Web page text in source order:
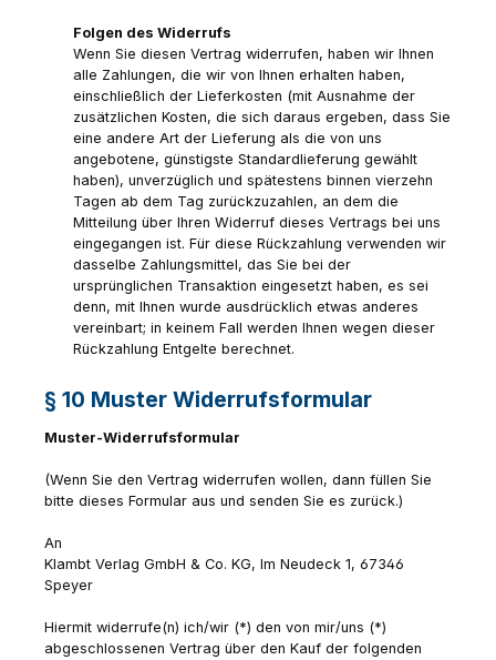
Folgen des Widerrufs
Wenn Sie diesen Vertrag widerrufen, haben wir Ihnen
alle Zahlungen, die wir von Ihnen erhalten haben,
einschließlich der Lieferkosten (mit Ausnahme der
zusätzlichen Kosten, die sich daraus ergeben, dass Sie
eine andere Art der Lieferung als die von uns
angebotene, günstigste Standardlieferung gewählt
haben), unverzüglich und spätestens binnen vierzehn
Tagen ab dem Tag zurückzuzahlen, an dem die
Mitteilung über Ihren Widerruf dieses Vertrags bei uns
eingegangen ist. Für diese Rückzahlung verwenden wir
dasselbe Zahlungsmittel, das Sie bei der
ursprünglichen Transaktion eingesetzt haben, es sei
denn, mit Ihnen wurde ausdrücklich etwas anderes
vereinbart; in keinem Fall werden Ihnen wegen dieser
Rückzahlung Entgelte berechnet.
§ 10 Muster Widerrufsformular
Muster-Widerrufsformular
(Wenn Sie den Vertrag widerrufen wollen, dann füllen Sie
bitte dieses Formular aus und senden Sie es zurück.)
An
Klambt Verlag GmbH & Co. KG, Im Neudeck 1, 67346
Speyer
Hiermit widerrufe(n) ich/wir (*) den von mir/uns (*)
abgeschlossenen Vertrag über den Kauf der folgenden